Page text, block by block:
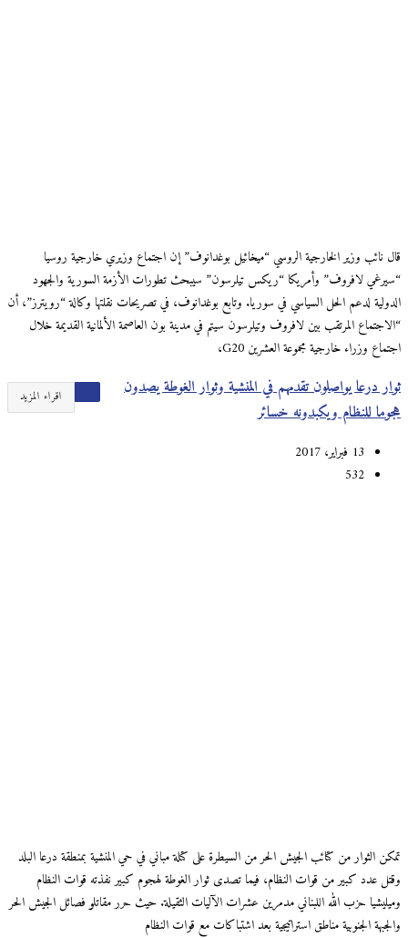
قال نائب وزير الخارجية الروسي “ميخائيل بوغدانوف” إن اجتماع وزيري خارجية روسيا
“سيرغي لافروف” وأمريكا “ريكس تيلرسون” سيبحث تطورات الأزمة السورية والجهود
الدولية لدعم الحل السياسي في سوريا. وتابع بوغدانوف، في تصريحات نقلتها وكالة “رويترز”، أن
“الاجتماع المرتقب بين لافروف وتيلرسون سيتم في مدينة بون العاصمة الألمانية القديمة خلال
اجتماع وزراء خارجية مجموعة العشرين G20،
اقراء المزيد
ثوار درعا يواصلون تقدمهم في المنشية وثوار الغوطة يصدون
هجوما للنظام ويكبدونه خسائر
13 فبراير، 2017
532
تمكن الثوار من كتائب الجيش الحر من السيطرة على كتلة مباني في حي المنشية بمنطقة درعا البلد
وقتل عدد كبير من قوات النظام، فيما تصدى ثوار الغوطة لهجوم كبير نفذته قوات النظام
وميليشيا حزب الله اللبناني مدمرين عشرات الآليات الثقيلة. حيث حرر مقاتلو فصائل الجيش الحر
والجبهة الجنوبية مناطق استراتيجية بعد اشتباكات مع قوات النظام